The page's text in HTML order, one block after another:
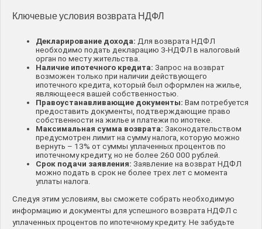
Ключевые условия возврата НДФЛ
Декларирование дохода: Для возврата НДФЛ
необходимо подать декларацию 3-НДФЛ в налоговый
орган по месту жительства.
Наличие ипотечного кредита: Запрос на возврат
возможен только при наличии действующего
ипотечного кредита, который был оформлен на жилье,
являющееся вашей собственностью.
Правоустанавливающие документы: Вам потребуется
предоставить документы, подтверждающие право
собственности на жилье и платежи по ипотеке.
Максимальная сумма возврата: Законодательством
предусмотрен лимит на сумму налога, которую можно
вернуть – 13% от суммы уплаченных процентов по
ипотечному кредиту, но не более 260 000 рублей.
Срок подачи заявления: Заявление на возврат НДФЛ
можно подать в срок не более трех лет с момента
уплаты налога.
Следуя этим условиям, вы сможете собрать необходимую
информацию и документы для успешного возврата НДФЛ с
уплаченных процентов по ипотечному кредиту. Не забудьте